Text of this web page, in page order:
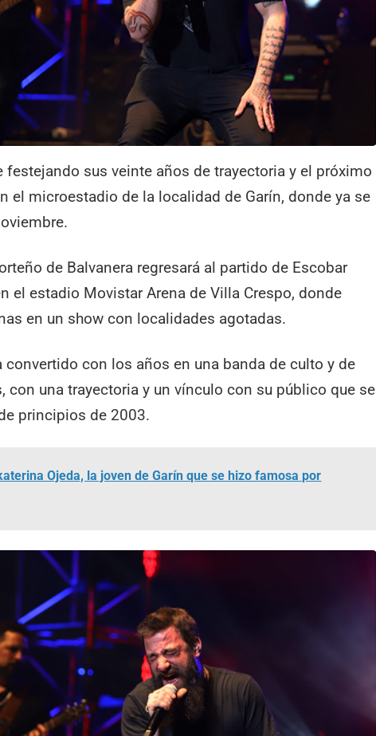
festejando sus veinte años de trayectoria y el próximo
el microestadio de la localidad de Garín, donde ya se
de Balvanera regresará al partido de Escobar
el estadio Movistar Arena de Villa Crespo, donde
en un show con localidades agotadas.
convertido con los años en una banda de culto y de
con una trayectoria y un vínculo con su público que se
principios de 2003.
Ojeda, la joven de Garín que se hizo famosa por